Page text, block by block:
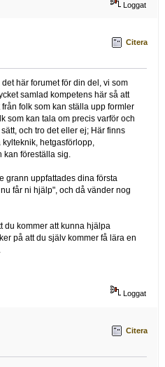
Loggat
Citera
här forumet för din del, vi som
samlad kompetens här så att
folk som kan ställa upp formler
som kan tala om precis varför och
och tro det eller ej; Här finns
hetgasförlopp,
kan föreställa sig.
grann uppfattades dina första
får ni hjälp", och då vänder nog
du kommer att kunna hjälpa
på att du själv kommer få lära en
Loggat
Citera